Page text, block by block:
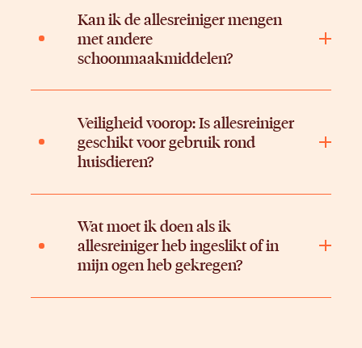
Kan ik de allesreiniger mengen
met andere
schoonmaakmiddelen?
Veiligheid voorop: Is allesreiniger
geschikt voor gebruik rond
huisdieren?
Wat moet ik doen als ik
allesreiniger heb ingeslikt of in
mijn ogen heb gekregen?